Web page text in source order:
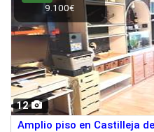
12
9.100€
Amplio piso en Castilleja